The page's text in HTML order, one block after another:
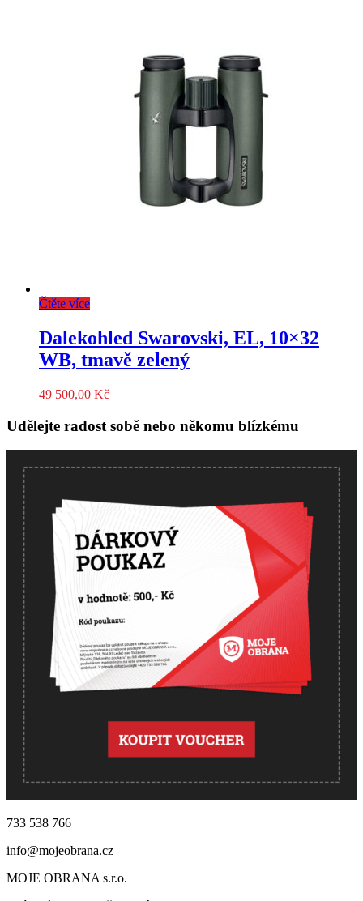
Čtěte více
Dalekohled Swarovski, EL, 10×32
WB, tmavě zelený
49 500,00 Kč
Udělejte radost sobě nebo někomu blízkému
733 538 766
info@mojeobrana.cz
MOJE OBRANA s.r.o.